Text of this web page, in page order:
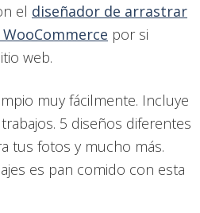
el diseñador de arrastrar
por si
web.
muy fácilmente. Incluye
5 diseños diferentes
tus fotos y mucho más.
es pan comido con esta